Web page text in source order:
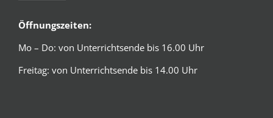
Öffnungszeiten:
Mo – Do: von Unterrichtsende bis 16.00 Uhr
Freitag: von Unterrichtsende bis 14.00 Uhr